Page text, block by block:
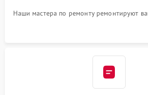
Наши мастера по ремонту ремонтируют